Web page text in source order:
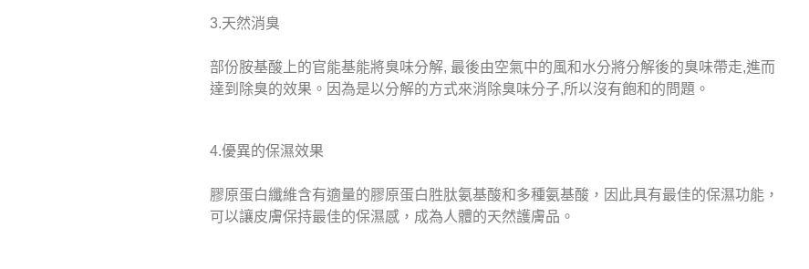
3.天然消臭
部份胺基酸上的官能基能將臭味分解, 最後由空氣中的風和水分將分解後的臭味帶走,進而
達到除臭的效果。因為是以分解的方式來消除臭味分子,所以沒有飽和的問題。
4.優異的保濕效果
膠原蛋白纖維含有適量的膠原蛋白胜肽氨基酸和多種氨基酸，因此具有最佳的保濕功能，
可以讓皮膚保持最佳的保濕感，成為人體的天然護膚品。